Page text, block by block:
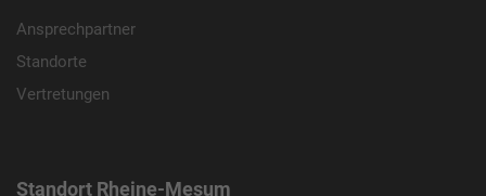
Ansprechpartner
Standorte
Vertretungen
Standort Rheine-Mesum